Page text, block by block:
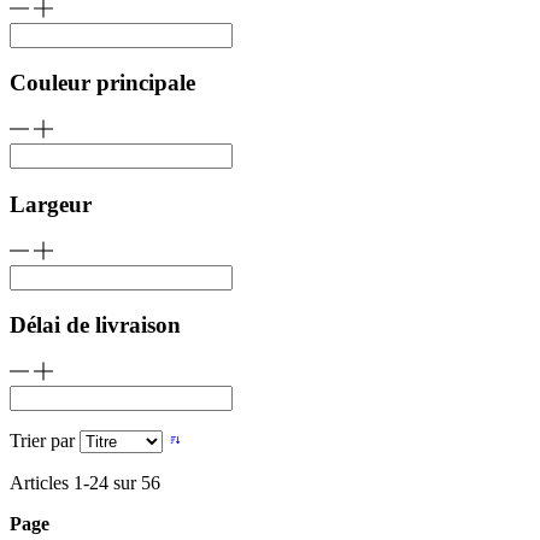
Couleur principale
Largeur
Délai de livraison
Trier par
Articles 1-24 sur 56
Page